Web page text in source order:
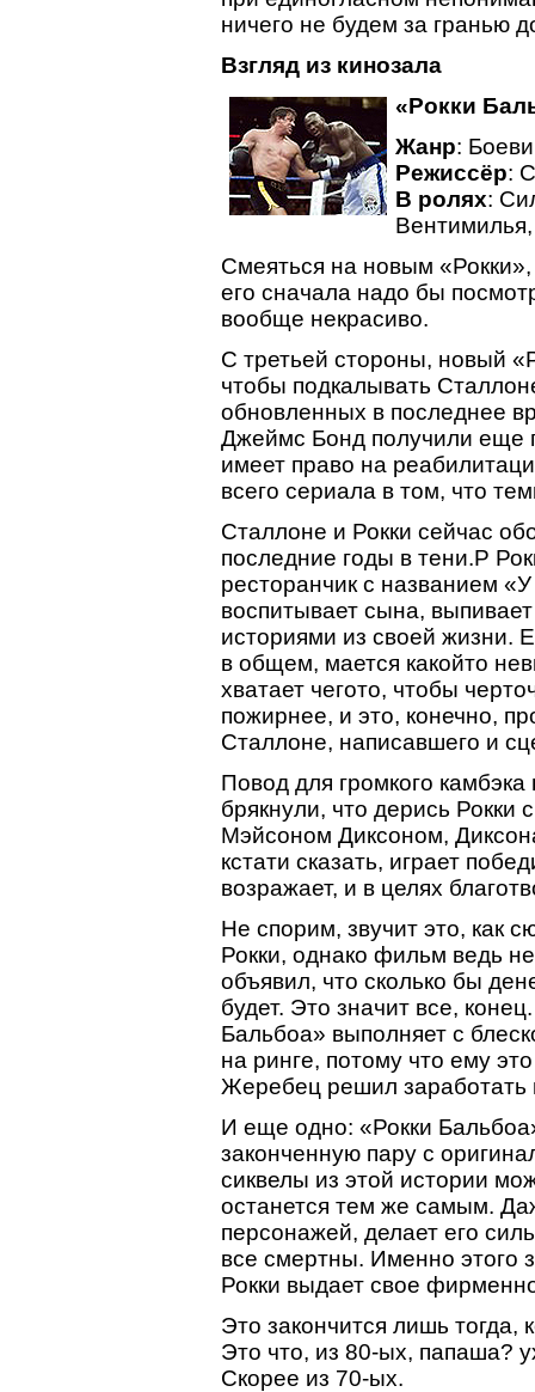
ничего не будем за гранью
Взгляд из кинозала
«Рокки
Жанр:
Режиссёр:
В ролях:
Смеяться на новым
его сначала надо бы
вообще некрасиво.
С третьей стороны, новый
чтобы подкалывать
обновленных в последнее
Джеймс Бонд получили еще
имеет право на
всего сериала в том, что
Сталлоне и Рокки сейчас
последние годы в тени.P
ресторанчик с названием
воспитывает сына,
историями из своей жизни.
в общем, мается какойто
хватает чегото, чтобы
пожирнее, и это, конечно,
Сталлоне, написавшего и
Повод для громкого
брякнули, что дерись
Мэйсоном Диксоном,
кстати сказать, играет
возражает, и в целях
Не спорим, звучит это, как
Рокки, однако фильм ведь
объявил, что сколько бы
будет. Это значит все,
Бальбоа» выполняет с
на ринге, потому что ему
Жеребец решил
И еще одно: «Рокки
законченную пару с
сиквелы из этой истории
останется тем же самым.
персонажей, делает его
все смертны. Именно этого
Рокки выдает свое
Это закончится лишь тогда,
Это что, из 80-ых, папаша?
Скорее из 70-ых.